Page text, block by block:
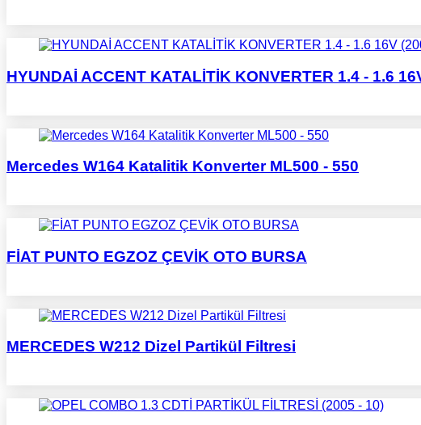
HYUNDAİ ACCENT KATALİTİK KONVERTER 1.4 - 1.6
Mercedes W164 Katalitik Konverter ML500 - 550
FİAT PUNTO EGZOZ ÇEVİK OTO BURSA
MERCEDES W212 Dizel Partikül Filtresi